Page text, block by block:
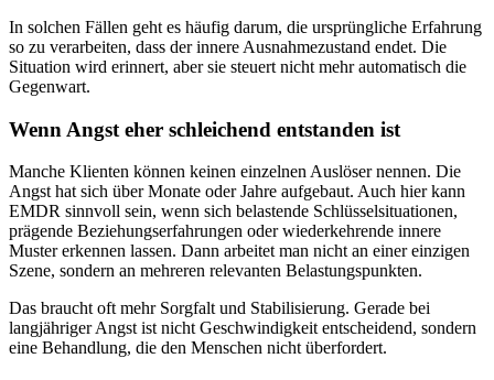
In solchen Fällen geht es häufig darum, die ursprüngliche Erfahrung
so zu verarbeiten, dass der innere Ausnahmezustand endet. Die
Situation wird erinnert, aber sie steuert nicht mehr automatisch die
Gegenwart.
Wenn Angst eher schleichend entstanden ist
Manche Klienten können keinen einzelnen Auslöser nennen. Die
Angst hat sich über Monate oder Jahre aufgebaut. Auch hier kann
EMDR sinnvoll sein, wenn sich belastende Schlüsselsituationen,
prägende Beziehungserfahrungen oder wiederkehrende innere
Muster erkennen lassen. Dann arbeitet man nicht an einer einzigen
Szene, sondern an mehreren relevanten Belastungspunkten.
Das braucht oft mehr Sorgfalt und Stabilisierung. Gerade bei
langjähriger Angst ist nicht Geschwindigkeit entscheidend, sondern
eine Behandlung, die den Menschen nicht überfordert.